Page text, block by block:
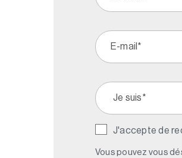
J'accepte de
Vous pouvez vous